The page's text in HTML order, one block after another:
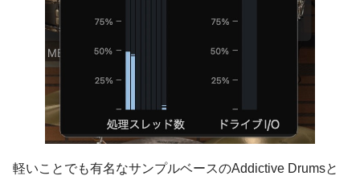
軽いことでも有名なサンプルベースのAddictive Drumsと